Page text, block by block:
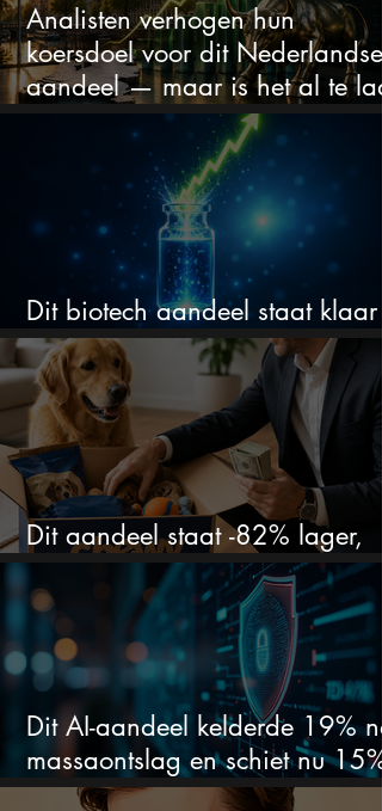
Analisten verhogen hun
koersdoel voor dit Nederlandse
aandeel — maar is het al te laat
om in te stappen?
Dit biotech aandeel staat klaar
voor een flinke rally
Dit aandeel staat -82% lager,
terwijl het bedrijf gewoon groeit
Dit AI-aandeel kelderde 19% na
massaontslag en schiet nu 15%
omhoog